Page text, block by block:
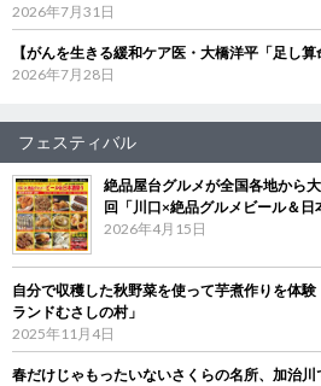
2026年7月31日
【がんを生きる緩和ケア医・大橋洋平「足し
2026年7月28日
フェスティバル
絶品屋台グルメが全国各地から
回「川口×絶品グルメビール＆
2026年4月15日
自分で収穫した秋野菜を使って芋煮作りを体
ランドむさしの村」
2025年11月4日
春だけじゃもったいないさくらの名所、加治川